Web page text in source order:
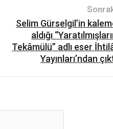
Selim Gürselgil’in
aldığı
Tekâmülü” adlı eser
Yayınları’ndan
Yorum: